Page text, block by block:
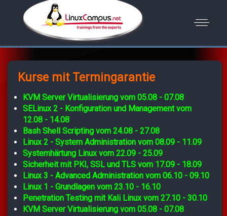
Kurse mit Termingarantie
KVM Server Virtualisierung vom 05.08 - 07.08
SELinux 2 - Konfiguration und Management vom
12.08 - 14.08
Bash Shell Scripting vom 24.08 - 27.08
Linux 2 - System Administration vom 08.09 - 11.09
Systemhärtung Linux vom 22.09 - 25.09
Sicherheit mit PKI, SSL und TLS vom 17.09 - 18.09
Linux 3 - Advanced Administration vom 06.10 - 09.10
Linux 1 - Grundlagen vom 23.10 - 16.10
Penetration Testing mit Kali Linux vom 27.10 - 30.10
KVM Server Virtualisierung vom 05.08 - 07.08